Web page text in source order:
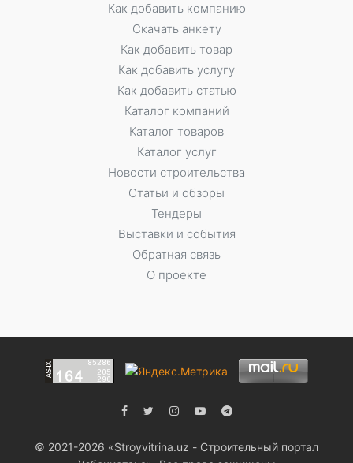
Как добавить компанию
Скачать анкету
Как добавить товар
Как добавить услугу
Как добавить статью
Каталог компаний
Каталог товаров
Каталог услуг
Новости строительства
Статьи и обзоры
Тендеры
Выставки и события
Обратная связь
О проекте
© 2021-2026 «Stroyvitrina.uz - Строительный портал